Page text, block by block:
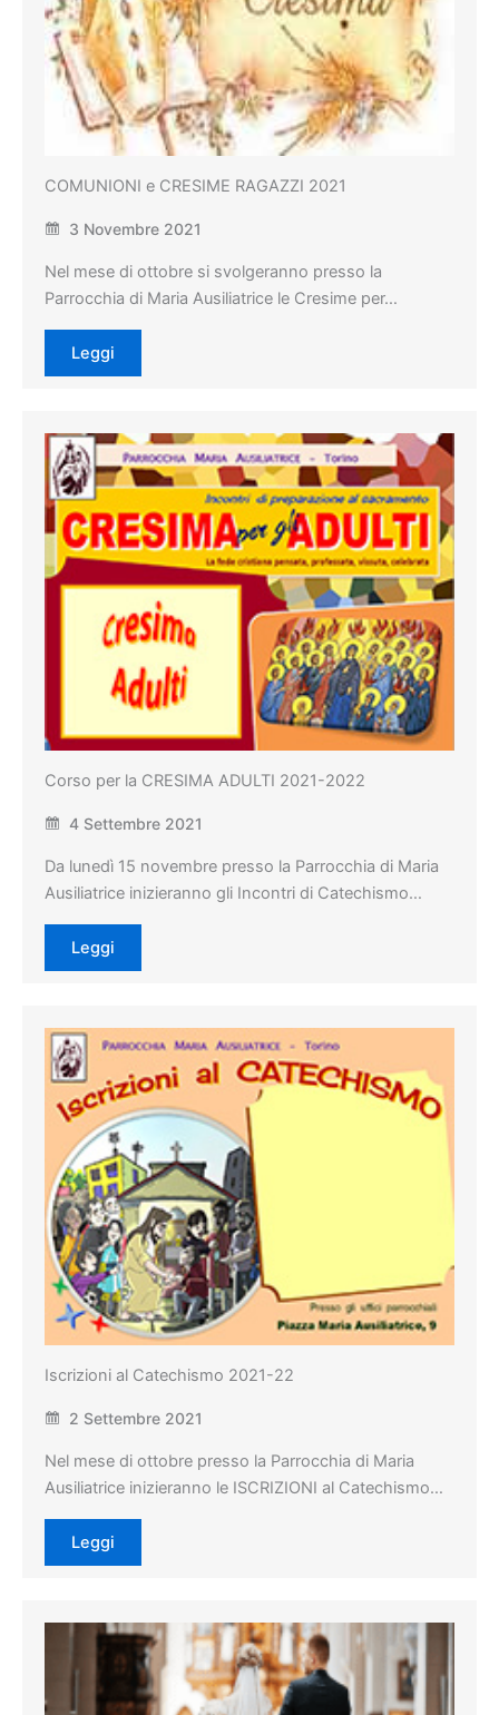
COMUNIONI e CRESIME RAGAZZI 2021
3 Novembre 2021
Nel mese di ottobre si svolgeranno presso la
Parrocchia di Maria Ausiliatrice le Cresime per…
Leggi
Corso per la CRESIMA ADULTI 2021-2022
4 Settembre 2021
Da lunedì 15 novembre presso la Parrocchia di Maria
Ausiliatrice inizieranno gli Incontri di Catechismo…
Leggi
Iscrizioni al Catechismo 2021-22
2 Settembre 2021
Nel mese di ottobre presso la Parrocchia di Maria
Ausiliatrice inizieranno le ISCRIZIONI al Catechismo…
Leggi